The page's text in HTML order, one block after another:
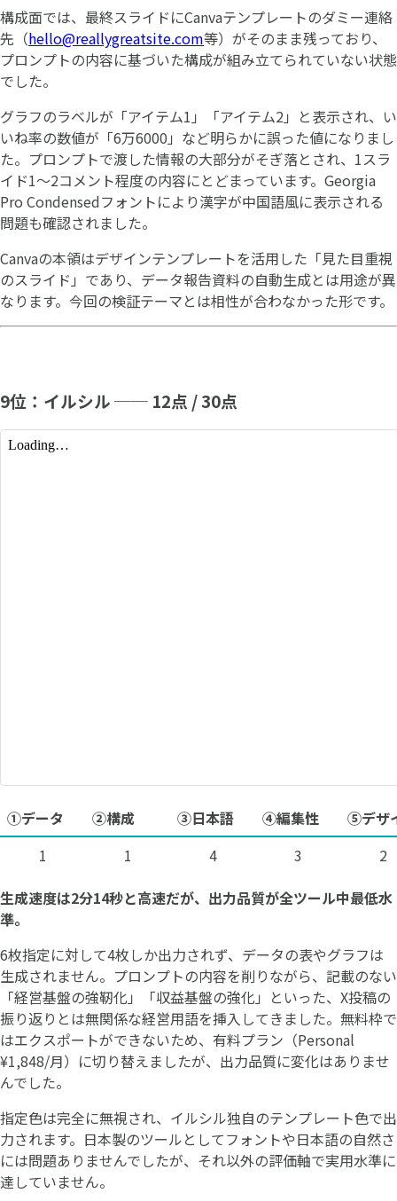
構成面では、最終スライドにCanvaテンプレートのダミー連絡
先（hello@reallygreatsite.com等）がそのまま残っており、
プロンプトの内容に基づいた構成が組み立てられていない状態
でした。
グラフのラベルが「アイテム1」「アイテム2」と表示され、い
いね率の数値が「6万6000」など明らかに誤った値になりまし
た。プロンプトで渡した情報の大部分がそぎ落とされ、1スラ
イド1〜2コメント程度の内容にとどまっています。Georgia
Pro Condensedフォントにより漢字が中国語風に表示される
問題も確認されました。
Canvaの本領はデザインテンプレートを活用した「見た目重視
のスライド」であり、データ報告資料の自動生成とは用途が異
なります。今回の検証テーマとは相性が合わなかった形です。
9位：イルシル ── 12点 / 30点
①データ ②構成 ③日本語 ④編集性
⑤デザ
1
1 4 3
2
生成速度は2分14秒と高速だが、出力品質が全ツール中最低水
準。
6枚指定に対して4枚しか出力されず、データの表やグラフは
生成されません。プロンプトの内容を削りながら、記載のない
「経営基盤の強靭化」「収益基盤の強化」といった、X投稿の
振り返りとは無関係な経営用語を挿入してきました。無料枠で
はエクスポートができないため、有料プラン（Personal
¥1,848/月）に切り替えましたが、出力品質に変化はありませ
んでした。
指定色は完全に無視され、イルシル独自のテンプレート色で出
力されます。日本製のツールとしてフォントや日本語の自然さ
には問題ありませんでしたが、それ以外の評価軸で実用水準に
達していません。